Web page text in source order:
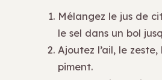
Mélangez le jus de
le sel dans un bol
Ajoutez l’ail, le
piment.